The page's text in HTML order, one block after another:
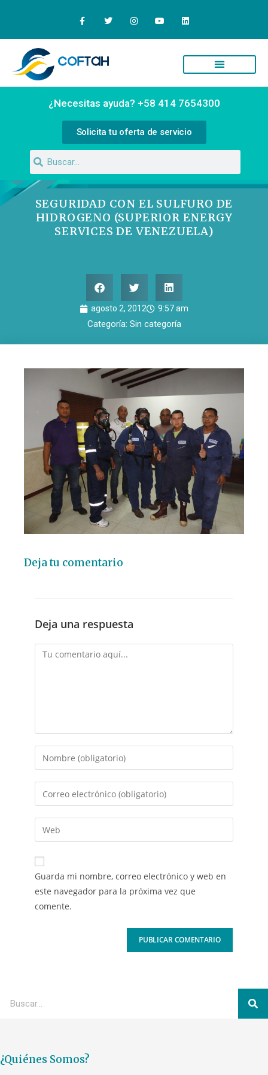
¿Necesitas ayuda? +58 414 7654300
Solicita tu oferta de servicio
SEGURIDAD CON EL SULFURO DE
HIDROGENO (SUPERIOR ENERGY
SERVICES DE VENEZUELA)
agosto 2, 2012 9:57 am
Categoría: Sin categoría
Deja tu comentario
Deja una respuesta
Guarda mi nombre, correo electrónico y web en
este navegador para la próxima vez que
comente.
¿Quiénes Somos?